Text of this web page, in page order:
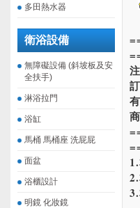
多田熱水器
衛浴設備
無障礙設備 (斜坡板及安
全扶手)
淋浴拉門
浴缸
馬桶 馬桶座 洗屁屁
面盆
浴櫃設計
明鏡 化妝鏡